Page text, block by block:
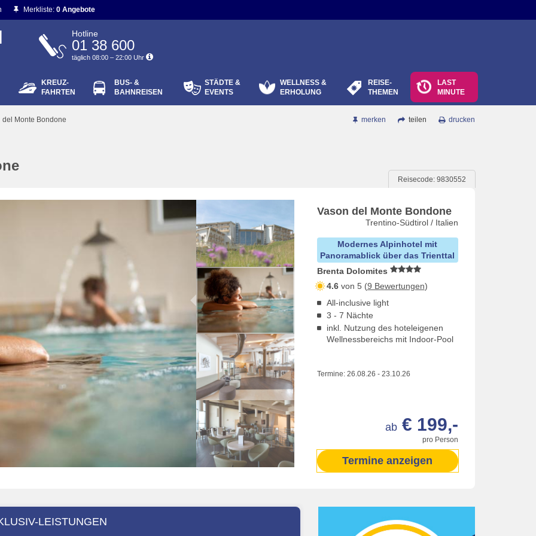
vergessen?
Merkliste: 0 Angebote
Hotline
01 38 600
täglich 08:00 – 22:00 Uhr
KREUZ-
FAHRTEN
BUS- &
BAHNREISEN
STÄDTE &
EVENTS
WELLNESS &
ERHOLUNG
REISE-
THEMEN
LAST
MINUTE
del Monte Bondone drucken
teilen
merken
Reisecode: 9830552
Vason del Monte Bondone
Trentino-Südtirol / Italien
Modernes Alpinhotel mit
Panoramablick über das Trienttal
Brenta Dolomites
4.6von 5 (9 Bewertungen)
All-inclusive light
3 - 7 Nächte
inkl. Nutzung des hoteleigenen
Wellnessbereichs mit Indoor-Pool
Termine: 26.08.26 - 23.10.26
pro Person
ab € 199,-
Termine anzeigen
LEISTUNGEN